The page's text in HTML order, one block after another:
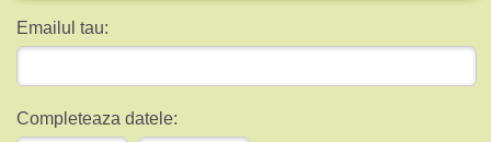
Emailul tau:
Completeaza datele: